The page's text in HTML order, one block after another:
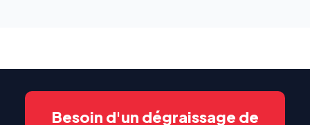
Besoin d'un dégraissage de